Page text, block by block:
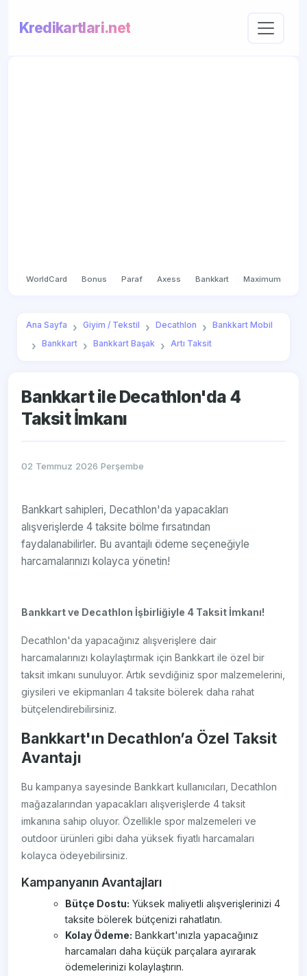
Kredikartlari.net
WorldCard Bonus Paraf Axess Bankkart Maximum
Ana Sayfa Giyim / Tekstil Decathlon
Bankkart Mobil
Bankkart
Bankkart Başak Artı Taksit
Bankkart ile Decathlon'da 4
Taksit İmkanı
02 Temmuz 2026 Perşembe
Bankkart sahipleri, Decathlon'da yapacakları
alışverişlerde 4 taksite bölme fırsatından
faydalanabilirler. Bu avantajlı ödeme seçeneğiyle
harcamalarınızı kolayca yönetin!
Bankkart ve Decathlon İşbirliğiyle 4 Taksit İmkanı!
Decathlon'da yapacağınız alışverişlere dair
harcamalarınızı kolaylaştırmak için Bankkart ile özel bir
taksit imkanı sunuluyor. Artık sevdiğiniz spor malzemelerini,
giysileri ve ekipmanları 4 taksite bölerek daha rahat
bütçelendirebilirsiniz.
Bankkart'ın Decathlon’a Özel Taksit
Avantajı
Bu kampanya sayesinde Bankkart kullanıcıları, Decathlon
mağazalarından yapacakları alışverişlerde 4 taksit
imkanına sahip oluyor. Özellikle spor malzemeleri ve
outdoor ürünleri gibi daha yüksek fiyatlı harcamaları
kolayca ödeyebilirsiniz.
Kampanyanın Avantajları
Bütçe Dostu: Yüksek maliyetli alışverişlerinizi 4
taksite bölerek bütçenizi rahatlatın.
Kolay Ödeme: Bankkart'ınızla yapacağınız
harcamaları daha küçük parçalara ayırarak
ödemelerinizi kolaylaştırın.